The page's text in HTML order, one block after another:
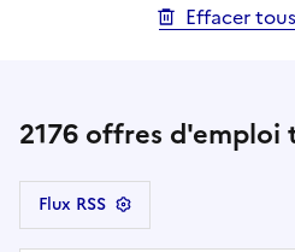
Effacer
2176 offres d'emploi
Flux RSS